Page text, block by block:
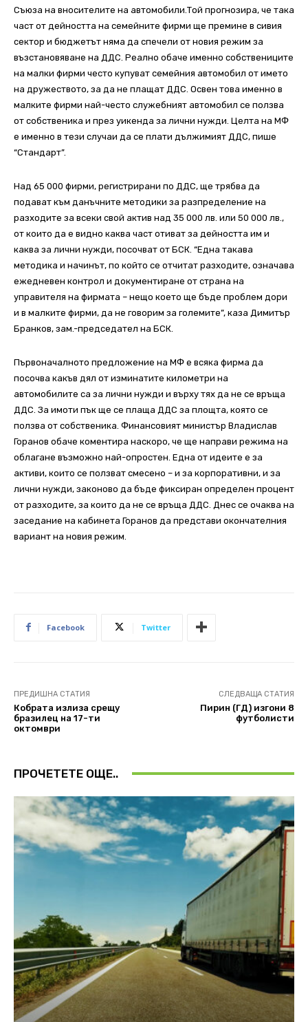
Съюза на вносителите на автомобили.Той прогнозира, че така
част от дейността на семейните фирми ще премине в сивия
сектор и бюджетът няма да спечели от новия режим за
възстановяване на ДДС. Реално обаче именно собствениците
на малки фирми често купуват семейния автомобил от името
на дружеството, за да не плащат ДДС. Освен това именно в
малките фирми най-често служебният автомобил се ползва
от собственика и през уикенда за лични нужди. Целта на МФ
е именно в тези случаи да се плати дължимият ДДС, пише
“Стандарт”.
Над 65 000 фирми, регистрирани по ДДС, ще трябва да
подават към данъчните методики за разпределение на
разходите за всеки свой актив над 35 000 лв. или 50 000 лв.,
от които да е видно каква част отиват за дейността им и
каква за лични нужди, посочват от БСК. “Една такава
методика и начинът, по който се отчитат разходите, означава
ежедневен контрол и документиране от страна на
управителя на фирмата – нещо което ще бъде проблем дори
и в малките фирми, да не говорим за големите”, каза Димитър
Бранков, зам.-председател на БСК.
Първоначалното предложение на МФ е всяка фирма да
посочва какъв дял от изминатите километри на
автомобилите са за лични нужди и върху тях да не се връща
ДДС. За имоти пък ще се плаща ДДС за площта, която се
ползва от собственика. Финансовият министър Владислав
Горанов обаче коментира наскоро, че ще направи режима на
облагане възможно най-опростен. Една от идеите е за
активи, които се ползват смесено – и за корпоративни, и за
лични нужди, законово да бъде фиксиран определен процент
от разходите, за които да не се връща ДДС. Днес се очаква на
заседание на кабинета Горанов да представи окончателния
вариант на новия режим.
Facebook Twitter
ПРЕДИШНА СТАТИЯ
Кобрата излиза срещу
бразилец на 17-ти
октомври
СЛЕДВАЩА СТАТИЯ
Пирин (ГД) изгони 8
футболисти
ПРОЧЕТЕТЕ ОЩЕ..